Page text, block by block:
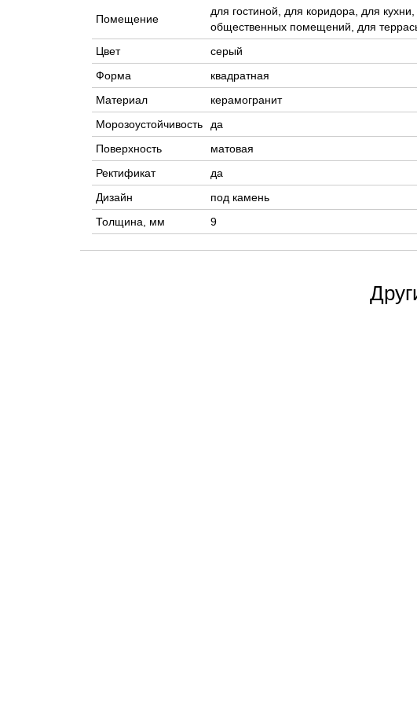
Помещение
для гостиной, для коридора, для
общественных помещений, для
Цвет
серый
Форма
квадратная
Материал
керамогранит
Морозоустойчивость
да
Поверхность
матовая
Ректификат
да
Дизайн
под камень
Толщина, мм
9